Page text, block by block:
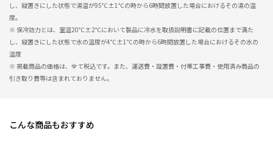
し、縦置きにした状態で湯温が95℃±1℃の時から6時間放置した場合におけるその湯の温
度。
※ 保冷効力とは、室温20℃±2℃において製品に冷水を取扱説明書に記載の位置まで満た
し、縦置きにした状態で水の温度が4℃±1℃の時から6時間放置した場合におけるその水の
温度
※ 掲載商品の価格は、全て税込です。また、運送費・設置費・付帯工事費・使用済み商品の
引き取り費等は含まれておりません。
こんな商品もおすすめ